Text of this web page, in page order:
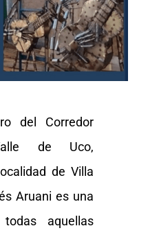
del Corredor
de Uco,
de Villa
Aruani es una
aquellas